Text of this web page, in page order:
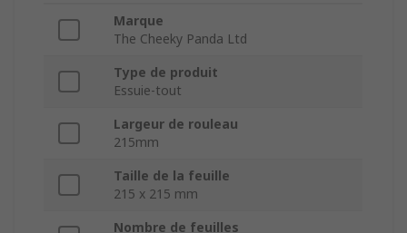
Marque
The Cheeky Panda Ltd
Type de produit
Essuie-tout
Largeur de rouleau
215mm
Taille de la feuille
215 x 215 mm
Nombre de feuilles